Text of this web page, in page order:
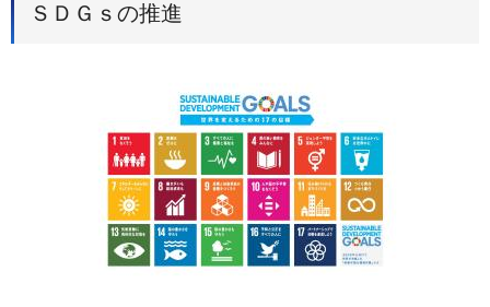
ＳＤＧｓの推進